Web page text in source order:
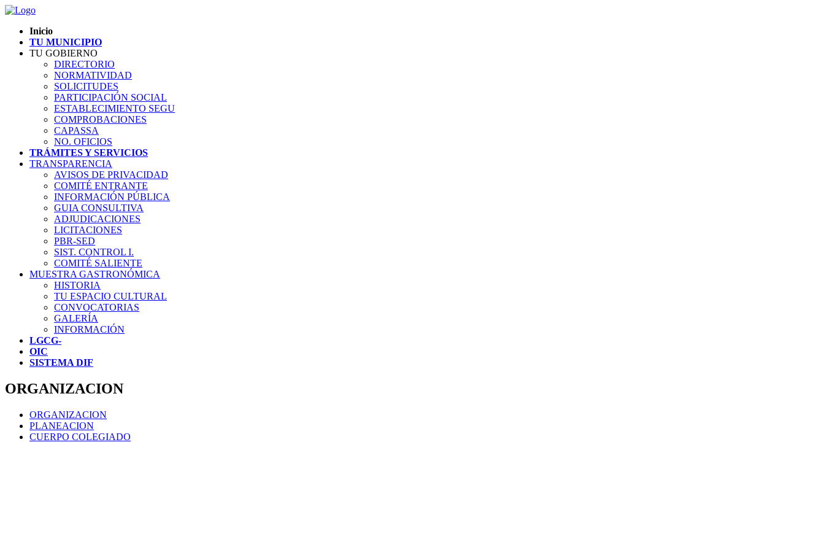
Inicio
TU MUNICIPIO
TU GOBIERNO
DIRECTORIO
NORMATIVIDAD
SOLICITUDES
PARTICIPACIÓN SOCIAL
ESTABLECIMIENTO SEGU
COMPROBACIONES
CAPASSA
NO. OFICIOS
TRÁMITES Y SERVICIOS
TRANSPARENCIA
AVISOS DE PRIVACIDAD
COMITÉ ENTRANTE
INFORMACIÓN PÚBLICA
GUIA CONSULTIVA
ADJUDICACIONES
LICITACIONES
PBR-SED
SIST. CONTROL I.
COMITÉ SALIENTE
MUESTRA GASTRONÓMICA
HISTORIA
TU ESPACIO CULTURAL
CONVOCATORIAS
GALERÍA
INFORMACIÓN
LGCG-
OIC
SISTEMA DIF
ORGANIZACION
ORGANIZACION
PLANEACION
CUERPO COLEGIADO